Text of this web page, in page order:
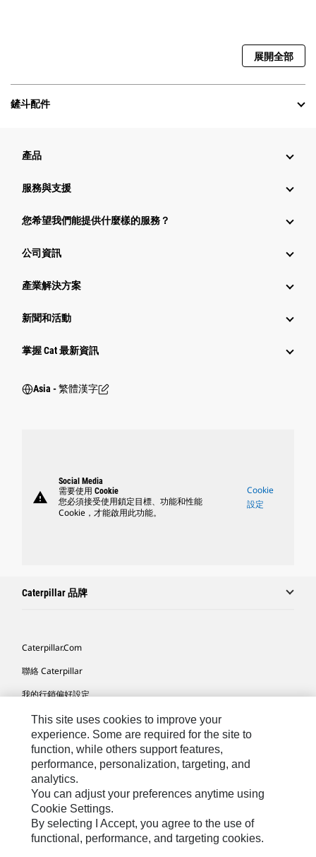
展開全部
鏟斗配件
產品
服務與支援
您希望我們能提供什麼樣的服務？
公司資訊
產業解決方案
新聞和活動
掌握 Cat 最新資訊
Asia - 繁體漢字
warning
Social Media
需要使用 Cookie
您必須接受使用鎖定目標、功能和性能
Cookie，才能啟用此功能。
Cookie
設定
Caterpillar 品牌
Caterpillar.com
聯絡 Caterpillar
我的行銷偏好設定
網站地圖
Cookie Settings
法律
隱私權
關於 Cat
This site uses cookies to improve your
experience. Some are required for the site to
function, while others support features,
performance, personalization, targeting, and
analytics.
You can adjust your preferences anytime using
Cookie Settings.
By selecting I Accept, you agree to the use of
functional, performance, and targeting cookies.